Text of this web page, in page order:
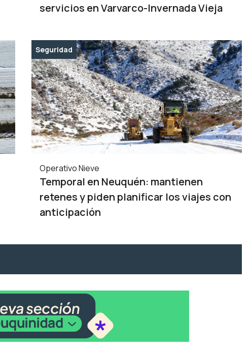
servicios en Varvarco-Invernada Vieja
Seguridad
Operativo Nieve
Temporal en Neuquén: mantienen
retenes y piden planificar los viajes con
anticipación